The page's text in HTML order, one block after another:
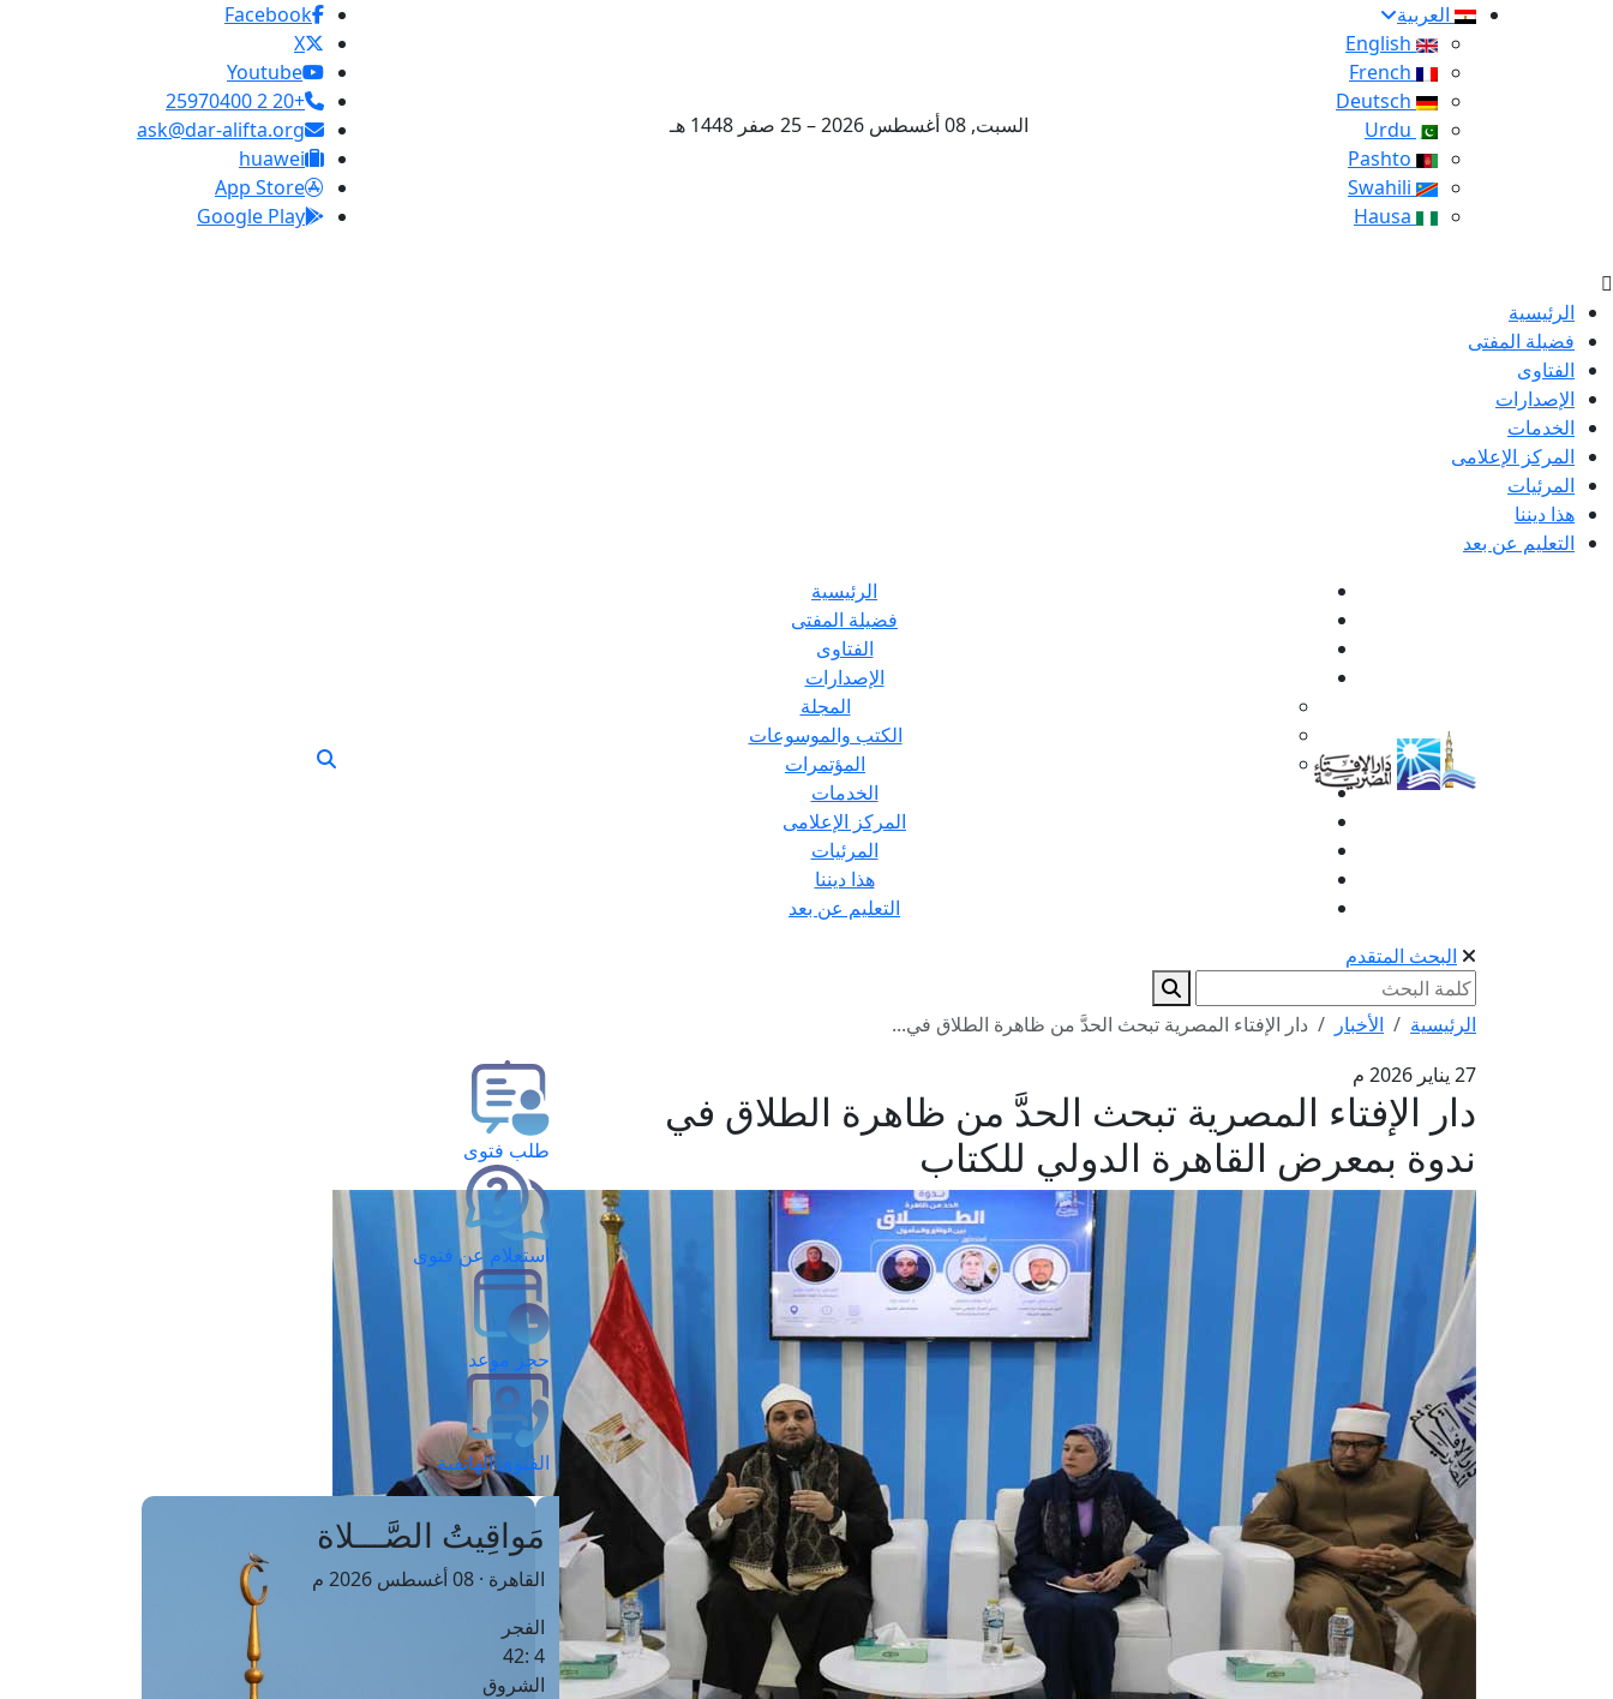
العربية
السبت, 08 أغسطس 2026 – 25 صفر 1448 هـ
Facebook
X
Youtube
+20 2 25970400
ask@dar-alifta.org
huawei
App Store
Google Play
الرئيسية
فضيلة المفتى
الفتاوى
الإصدارات
الخدمات
المركز الإعلامى
المرئيات
هذا ديننا
التعليم عن بعد
الرئيسية
فضيلة المفتى
الفتاوى
الإصدارات
المجلة
الكتب والموسوعات
المؤتمرات
الخدمات
المركز الإعلامى
المرئيات
هذا ديننا
التعليم عن بعد
البحث المتقدم
الرئيسية الأخبار
دار الإفتاء المصرية تبحث الحدَّ من ظاهرة الطلاق في...
27 يناير 2026 م
دار الإفتاء المصرية تبحث الحدَّ من ظاهرة الطلاق في
ندوة بمعرض القاهرة الدولي للكتاب
طلب فتوى
استعلام عن فتوى
حجز موعد
الفتوى الهاتفية
مَواقِيتُ الصَّـــلاة
القاهرة · 08 أغسطس 2026 م
الفجر
4 :42
الشروق